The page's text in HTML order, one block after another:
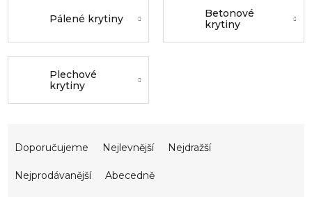
Pálené krytiny
Betonové
krytiny
Plechové
krytiny
Doporučujeme Nejlevnější Nejdražší
Nejprodávanější Abecedně